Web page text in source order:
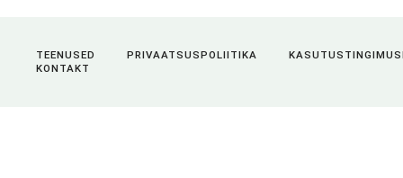
TEENUSED PRIVAATSUSPOLIITIKA
KONTAKT